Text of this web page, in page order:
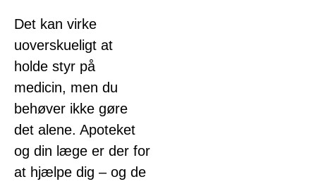
Det kan virke
uoverskueligt at
holde styr på
medicin, men du
behøver ikke gøre
det alene. Apoteket
og din læge er der for
at hjælpe dig – og de